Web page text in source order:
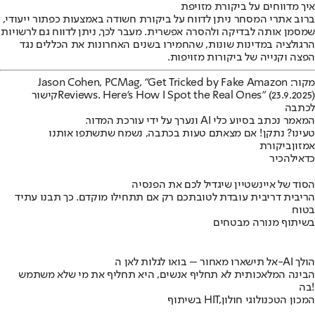
איך מדווחים על ביקורת מזויפת
ברוב אתרי המסחר ניתן לדווח על ביקורת חשודה באמצעות כפתור ייעודי,
שמסמן אותה לבדיקה ולהסרה אפשרית. מעבר לכך, ניתן לדווח גם לרשויות
הרגולציה במדינות שונות, שהחמירו בשנים האחרונות את הכללים נגד
הפצה וקנייה של ביקורות מזויפות.
מקור : Jason Cohen, PCMag, "Get Tricked by Fake Amazon
Reviews. Here's How I Spot the Real Ones" (23.9.2025) קישור
לכתבה
המאמר נכתב בסיוע כלי AI ונערך על ידי עורכת המדור.
טעינו? נתקן! אם מצאתם טעות בכתבה, נשמח שתשתפו אותנו
אמזוןביקורת
כדאילהכיר
הסוד של איינשטיין שיגדיל לכם את הפנסיה
הריבית דריבית עובדת לטובתכם רק אם תתחילו מוקדם. כך תבנו עתיד
בטוח
בשיתוף מנורה מבטחים
אל תישארו מאחור – בואו לגלות לאן ה-AI הולך
הבינה המלאכותית לא תחליף אנשים, היא תחליף את מי שלא משתמש
בה!
בשיתוף HIT,המכון הטכנולוגי חולון